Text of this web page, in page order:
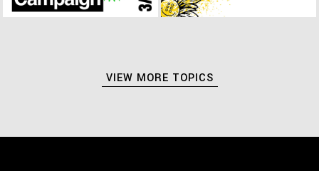
VIEW MORE TOPICS